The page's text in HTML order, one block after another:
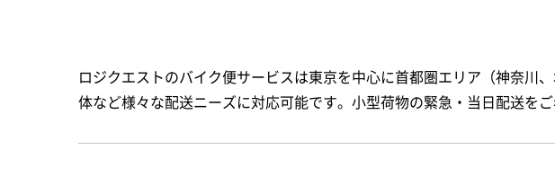
ロジクエストのバイク便サービスは東京を中心に首都圏エリア（神奈川
体など様々な配送ニーズに対応可能です。小型荷物の緊急・当日配送を